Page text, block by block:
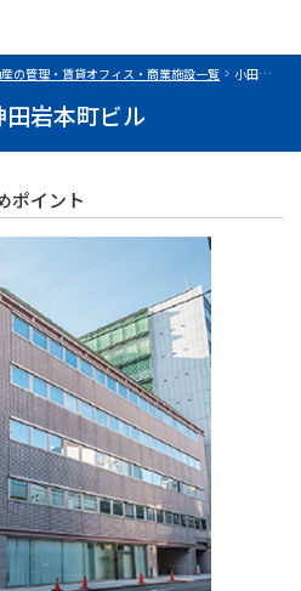
の管理・賃貸オフィス・商業施設一覧 小田急神田岩本町ビル
田岩本町ビル
ポイント